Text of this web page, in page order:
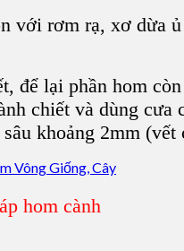
với rơm rạ, xơ dừa
để lại phần hom
chiết và dùng
khoảng 2mm
hom cành